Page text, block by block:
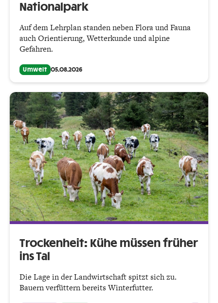
Nationalpark
Auf dem Lehrplan standen neben Flora und Fauna
auch Orientierung, Wetterkunde und alpine
Gefahren.
Umwelt 05.08.2026
Trockenheit: Kühe müssen früher
ins Tal
Die Lage in der Landwirtschaft spitzt sich zu.
Bauern verfüttern bereits Winterfutter.